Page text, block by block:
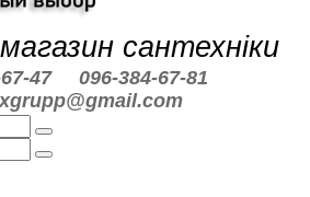
сантехніки
47
096-384-67-81